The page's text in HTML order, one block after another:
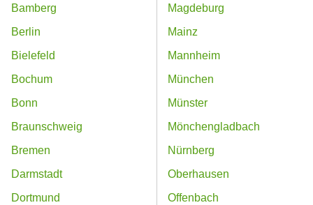
Bamberg
Berlin
Bielefeld
Bochum
Bonn
Braunschweig
Bremen
Darmstadt
Dortmund
Magdeburg
Mainz
Mannheim
München
Münster
Mönchengladbach
Nürnberg
Oberhausen
Offenbach